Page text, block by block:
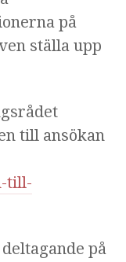
på
ställa upp
till ansökan
till-
på